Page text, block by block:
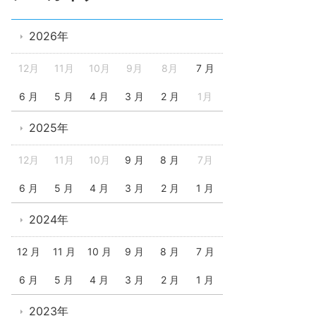
2026年
12月 11月 10月 9月 8月 7 月
6 月 5 月 4 月 3 月 2 月 1月
2025年
12月 11月 10月 9 月 8 月 7月
6 月 5 月 4 月 3 月 2 月 1 月
2024年
12 月 11 月 10 月 9 月 8 月 7 月
6 月 5 月 4 月 3 月 2 月 1 月
2023年